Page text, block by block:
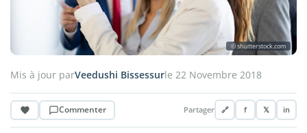
© shutterstock.com
Mis à jour parVeedushi Bissessurle 22 Novembre 2018
Commenter Partager 🔗 f 𝕏 in